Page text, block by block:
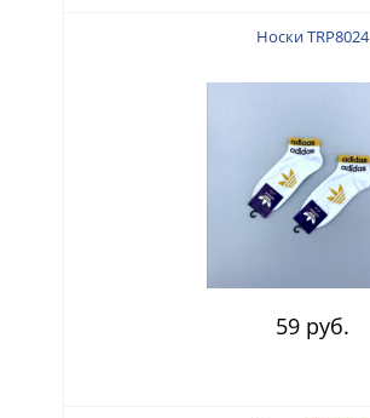
Носки TRP8024
59 руб.